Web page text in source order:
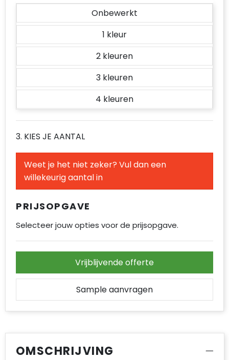
Onbewerkt
1
2
3
4
3. KIES JE AANTAL
Weet je het niet zeker? Vul dan een
willekeurig aantal in
PRIJSOPGAVE
Selecteer jouw opties voor de prijsopgave.
Vrijblijvende offerte
Sample aanvragen
OMSCHRIJVING